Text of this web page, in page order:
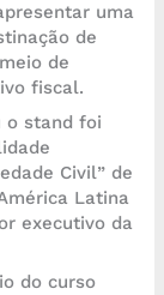
uma
de
de
fiscal.
o stand foi
Civil” de
Latina
executivo da
do curso